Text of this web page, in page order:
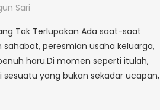
Sari
Tak Terlupakan Ada saat-saat
peresmian usaha keluarga,
haru.Di momen seperti itulah,
yang bukan sekadar ucapan,